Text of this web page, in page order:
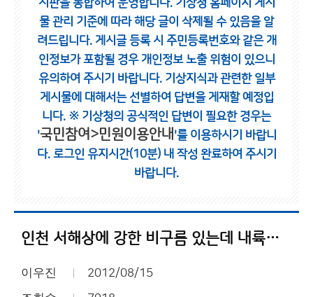
시판을 통합하여 운영합니다. 기상청 홈페이지 게시
물 관리 기준에 따라 해당 글이 삭제될 수 있음을 알
려드립니다. 게시글 등록 시 주민등록번호와 같은 개
인정보가 포함될 경우 개인정보 노출 위험이 있으니
유의하여 주시기 바랍니다. 기상지식과 관련한 일부
게시물에 대해서는 선별하여 답변을 게재할 예정입
니다. ※ 기상청의 공식적인 답변이 필요한 경우는
'국민참여>민원이용안내 '를 이용하시기 바랍니
다. 로그인 유지시간(10분) 내 작성 완료하여 주시기
바랍니다.
인천 서해상에 강한 비구름 있는데 내륙에 들어오니깐 약해지네요??
이우진 2012/08/15